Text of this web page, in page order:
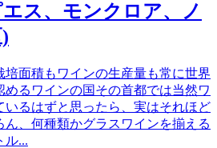
ス、モンクロア、ノ
培面積もワインの生産量も常に世界
めるワインの国その首都では当然ワ
いるはずと思ったら、実はそれほど
ん、何種類かグラスワインを揃える
ル...